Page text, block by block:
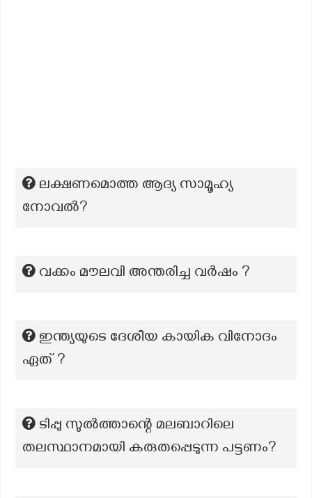
ലക്ഷണമൊത്ത ആദ്യ സാമൂഹ്യ
നോവല്‍?
വക്കം മൗലവി അന്തരിച്ച വർഷം ?
ഇന്ത്യയുടെ ദേശീയ കായിക വിനോദം
ഏത് ?
ടിപ്പു സുൽത്താന്റെ മലബാറിലെ
തലസ്ഥാനമായി കരുതപ്പെടുന്ന പട്ടണം?